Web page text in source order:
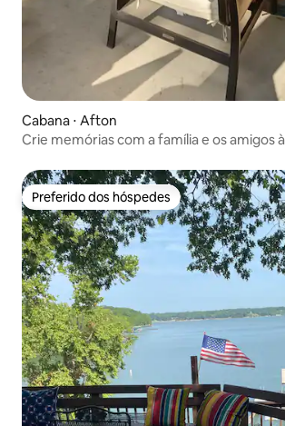
Cabana ⋅ Afton
Crie memórias com a família e os amigos
Preferido dos hóspedes
Preferido dos hóspedes